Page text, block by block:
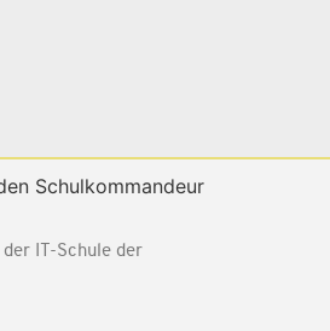
IT-Schule der